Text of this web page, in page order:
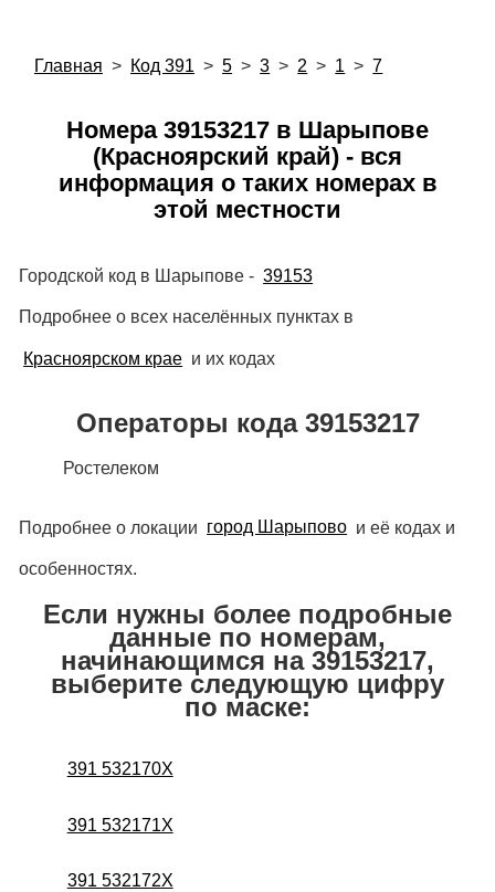
Главная > Код 391 > 5 > 3 > 2 > 1 > 7
Номера 39153217 в Шарыпове
(Красноярский край) - вся
информация о таких номерах в
этой местности
Городской код в Шарыпове - 39153
Подробнее о всех населённых пунктах в
Красноярском крае и их кодах
Операторы кода 39153217
Ростелеком
Подробнее о локации город Шарыпово и её кодах и
особенностях.
Если нужны более подробные
данные по номерам,
начинающимся на 39153217,
выберите следующую цифру
по маске:
391 532170X
391 532171X
391 532172X